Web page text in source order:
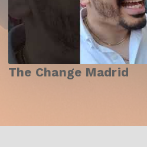
The Change Madrid